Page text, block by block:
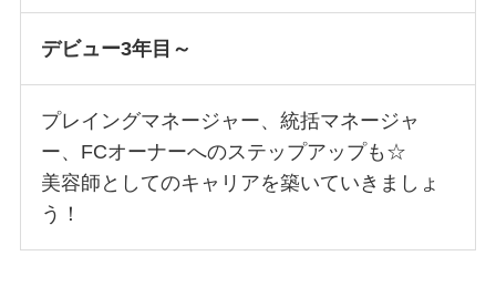
デビュー3年目～
プレイングマネージャー、統括マネージャ
ー、FCオーナーへのステップアップも☆
美容師としてのキャリアを築いていきましょ
う！